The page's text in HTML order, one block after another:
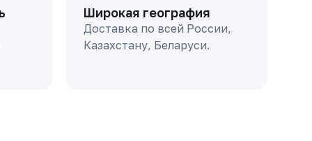
Широкая география
Доставка по всей России,
Казахстану, Беларуси.